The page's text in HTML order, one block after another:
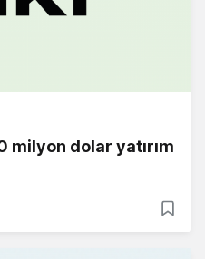
milyon dolar yatırım